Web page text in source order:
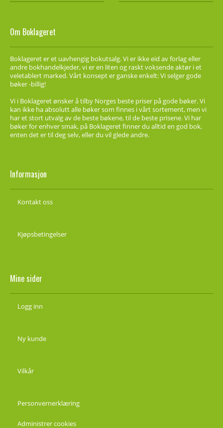
Om Boklageret
Boklageret er et uavhengig bokutsalg. Vi er ikke eid av forlag eller
andre bokhandelkjeder, vi er en liten og raskt voksende aktør i et
veletablert marked. Vårt konsept er ganske enkelt: Vi selger gode
bøker -billig!
Vi i Boklageret ønsker å tilby Norges beste priser på gode bøker. Vi
kan ikke ha absolutt alle bøker som finnes i vårt sortement, men vi
har et stort utvalg av de beste bøkene, til de beste prisene. Vi har
bøker for enhver smak, på Boklageret finner du alltid en god bok,
enten det er til deg selv, eller du vil glede andre.
Informasjon
Kontakt oss
Kjøpsbetingelser
Mine sider
Logg inn
Ny kunde
Vilkår
Personvernerklæring
Administrer cookies